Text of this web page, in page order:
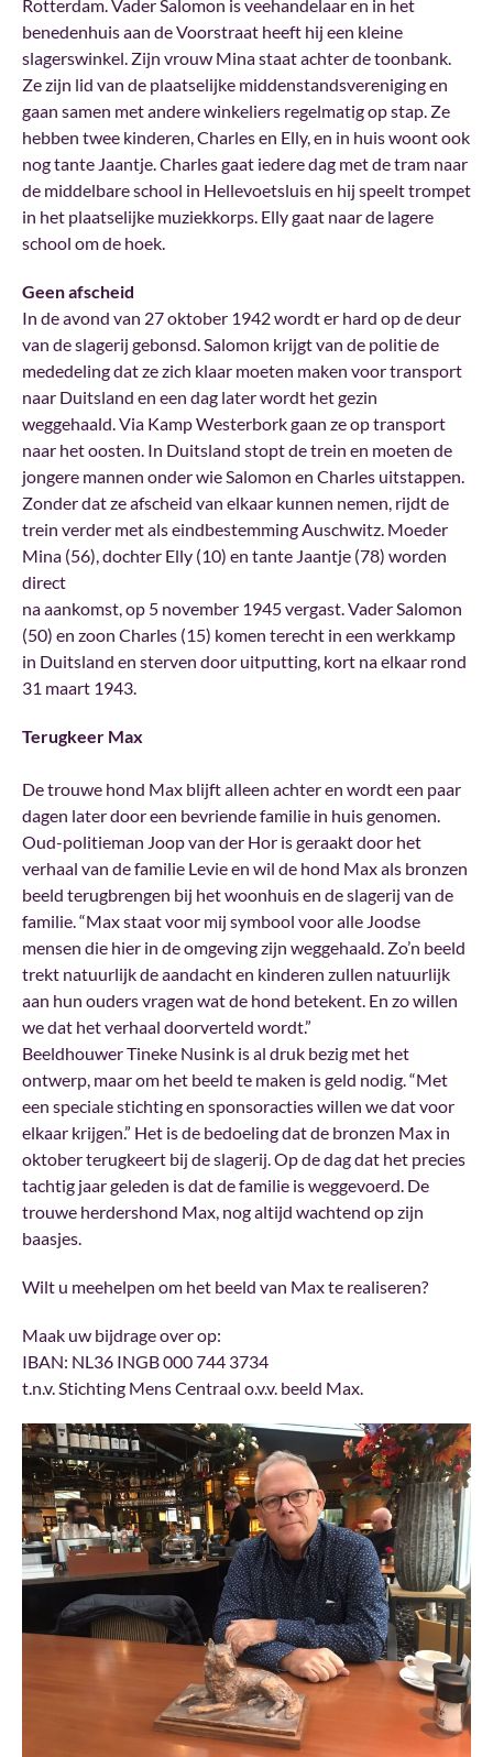
Rotterdam. Vader Salomon is veehandelaar en in het
benedenhuis aan de Voorstraat heeft hij een kleine
slagerswinkel. Zijn vrouw Mina staat achter de toonbank.
Ze zijn lid van de plaatselijke middenstandsvereniging en
gaan samen met andere winkeliers regelmatig op stap. Ze
hebben twee kinderen, Charles en Elly, en in huis woont ook
nog tante Jaantje. Charles gaat iedere dag met de tram naar
de middelbare school in Hellevoetsluis en hij speelt trompet
in het plaatselijke muziekkorps. Elly gaat naar de lagere
school om de hoek.
Geen afscheid
In de avond van 27 oktober 1942 wordt er hard op de deur
van de slagerij gebonsd. Salomon krijgt van de politie de
mededeling dat ze zich klaar moeten maken voor transport
naar Duitsland en een dag later wordt het gezin
weggehaald. Via Kamp Westerbork gaan ze op transport
naar het oosten. In Duitsland stopt de trein en moeten de
jongere mannen onder wie Salomon en Charles uitstappen.
Zonder dat ze afscheid van elkaar kunnen nemen, rijdt de
trein verder met als eindbestemming Auschwitz. Moeder
Mina (56), dochter Elly (10) en tante Jaantje (78) worden
direct
na aankomst, op 5 november 1945 vergast. Vader Salomon
(50) en zoon Charles (15) komen terecht in een werkkamp
in Duitsland en sterven door uitputting, kort na elkaar rond
31 maart 1943.
Terugkeer Max
De trouwe hond Max blijft alleen achter en wordt een paar
dagen later door een bevriende familie in huis genomen.
Oud-politieman Joop van der Hor is geraakt door het
verhaal van de familie Levie en wil de hond Max als bronzen
beeld terugbrengen bij het woonhuis en de slagerij van de
familie. “Max staat voor mij symbool voor alle Joodse
mensen die hier in de omgeving zijn weggehaald. Zo’n beeld
trekt natuurlijk de aandacht en kinderen zullen natuurlijk
aan hun ouders vragen wat de hond betekent. En zo willen
we dat het verhaal doorverteld wordt.”
Beeldhouwer Tineke Nusink is al druk bezig met het
ontwerp, maar om het beeld te maken is geld nodig. “Met
een speciale stichting en sponsoracties willen we dat voor
elkaar krijgen.” Het is de bedoeling dat de bronzen Max in
oktober terugkeert bij de slagerij. Op de dag dat het precies
tachtig jaar geleden is dat de familie is weggevoerd. De
trouwe herdershond Max, nog altijd wachtend op zijn
baasjes.
Wilt u meehelpen om het beeld van Max te realiseren?
Maak uw bijdrage over op:
IBAN: NL36 INGB 000 744 3734
t.n.v. Stichting Mens Centraal o.v.v. beeld Max.